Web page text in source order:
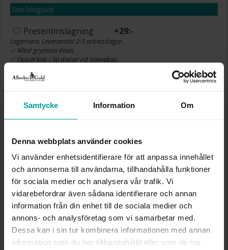
Samtycke Information Om
Denna webbplats använder cookies
Vi använder enhetsidentifierare för att anpassa innehållet
och annonserna till användarna, tillhandahålla funktioner
för sociala medier och analysera vår trafik. Vi
vidarebefordrar även sådana identifierare och annan
information från din enhet till de sociala medier och
annons- och analysföretag som vi samarbetar med.
Dessa kan i sin tur kombinera informationen med annan
information som du har tillhandahållit eller som de har
Storleksguide
Presentinslagning +29:-
Lagervara. Leveranstid 2-5 arbetsdagar.
✅ Alltid grymma deals.
✅ Öppet köp i 30 dagar vid onlineköp.
INFO
BREDD CA (MM)
16,82
HÖJD CA (MM)
23,01
LÄNGD CA (CM)
42+3+5
VARUMÄRKE
Albrekts Guld
MATERIAL
Silver,Guldpläterat
STEN/PÄRLA
Kubisk zirkonia